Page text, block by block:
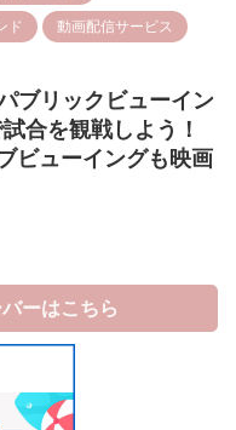
ド 動画配信サービス
ブリックビューイン
合を観戦しよう！
ビューイングも映画
ーはこちら